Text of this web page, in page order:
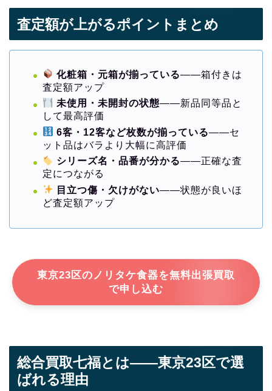
査定額が上がるポイントまとめ
化粧箱・元箱が揃っている——箱付きは
査定額アップ
未使用・未開封の状態——新品同等品と
して最高評価
6客・12客など枚数が揃っている——セ
ット品はバラより大幅に高評価
シリーズ名・品番が分かる——正確な査
定につながる
目立つ傷・欠けがない——状態が良いほ
ど査定額アップ
東京23区のノリタケ食器を無料出張買取
で申し込む
総合買取七福とは——東京23区で選
ばれる理由